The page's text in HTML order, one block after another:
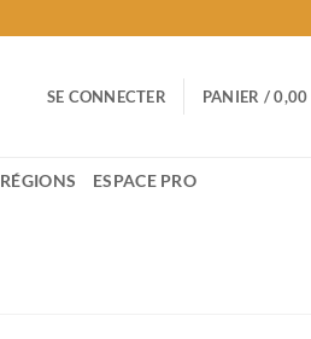
SE CONNECTER PANIER /0,00
ESPACE PRO